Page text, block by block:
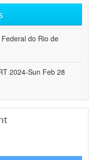
do Rio de
2024-Sun Feb 28